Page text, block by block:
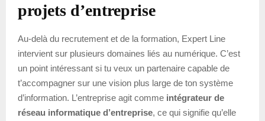
projets d’entreprise
Au-delà du recrutement et de la formation, Expert Line
intervient sur plusieurs domaines liés au numérique. C’est
un point intéressant si tu veux un partenaire capable de
t’accompagner sur une vision plus large de ton système
d’information. L’entreprise agit comme intégrateur de
réseau informatique d’entreprise, ce qui signifie qu’elle